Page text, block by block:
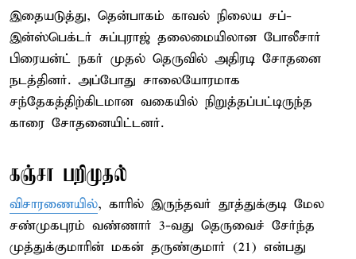
இதையடுத்து, தென்பாகம் காவல் நிலைய சப்-
இன்ஸ்பெக்டர் சுப்புராஜ் தலைமையிலான போலீசார்
பிரையன்ட் நகர் முதல் தெருவில் அதிரடி சோதனை
நடத்தினர். அப்போது சாலையோரமாக
சந்தேகத்திற்கிடமான வகையில் நிறுத்தப்பட்டிருந்த
காரை சோதனையிட்டனர்.
கஞ்சா பறிமுதல்
விசாரணையில், காரில் இருந்தவர் தூத்துக்குடி மேல
சண்முகபுரம் வண்ணார் 3-வது தெருவைச் சேர்ந்த
முத்துக்குமாரின் மகன் தருண்குமார் (21) என்பது